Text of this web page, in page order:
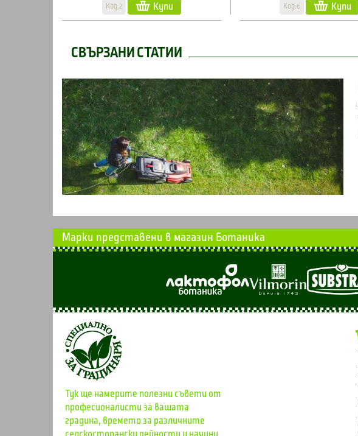
Код:2 Купи Код:6 Купи
СВЪРЗАНИ СТАТИИ
Марки представени в магазин Ботаника
Тук ще намерите полезни съвети от
професионалисти за вашата
градина, времето за различните